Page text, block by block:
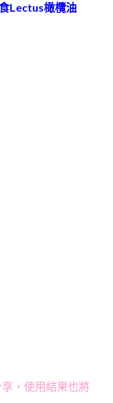
Lectus橄欖油
，使用結果也將